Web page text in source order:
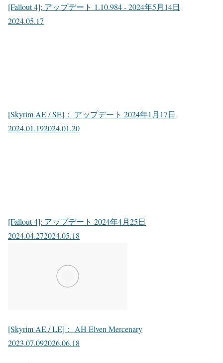
[Fallout 4]: アップデート 1.10.984 - 2024年5月14日
2024.05.17
[Skyrim AE / SE]： アップデート 2024年1月17日
2024.01.192024.01.20
[Fallout 4]: アップデート 2024年4月25日
2024.04.272024.05.18
[Skyrim AE / LE]： AH Elven Mercenary
2023.07.092026.06.18